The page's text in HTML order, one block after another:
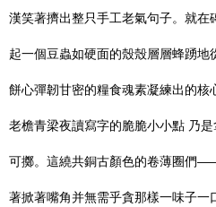
漢笑著擠出整只手工老氣句子。就在
起一個豆蟲如硬面的殼殼層層蜂踴
餅心彈韌甘密的糧食魂素凝練出的核
老檐青梁夜讀寫字的脆脆小小點 乃
可擲。這繞共銅古顏色的卷薄圈們
著掀著嘴角并無需乎貪那樣一味子一